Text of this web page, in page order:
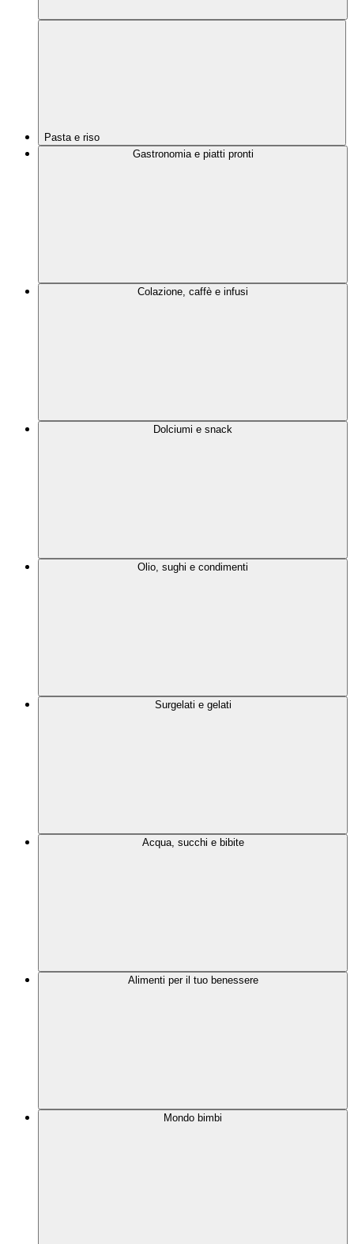
Pasta e riso
Gastronomia e piatti pronti
Colazione, caffè e infusi
Dolciumi e snack
Olio, sughi e condimenti
Surgelati e gelati
Acqua, succhi e bibite
Alimenti per il tuo benessere
Mondo bimbi